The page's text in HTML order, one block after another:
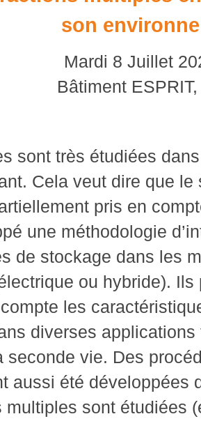
son
Mardi 8 Juillet
Bâtiment
sont très étudiées
Cela veut dire que
pris en
une méthodologie
de stockage dans les
ou hybride). Ils
les
diverses
seconde vie. Des
aussi été développées
multiples sont étudiées